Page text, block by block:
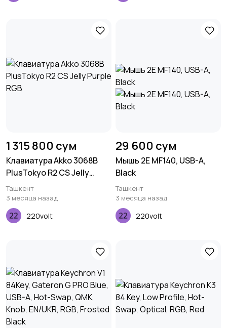
1 315 800 сум
Клавиатура Akko 3068B
PlusTokyo R2 CS Jelly
Purple RGB
Ташкент
3 месяца назад
220volt
29 600 сум
Мышь 2E MF140, USB-A,
Black
Ташкент
3 месяца назад
220volt